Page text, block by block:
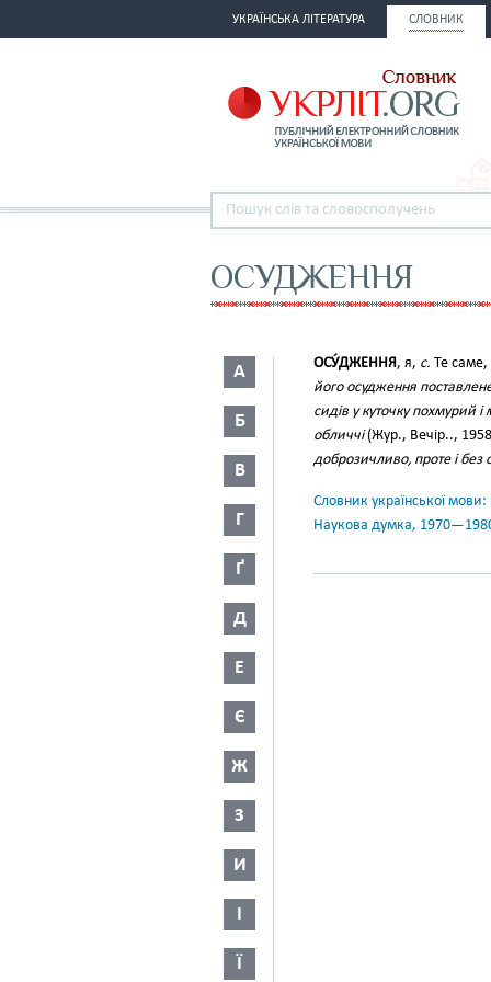
УКРАЇНСЬКА ЛІТЕРАТУРА СЛОВНИК
ОСУДЖЕННЯ
А
Б
В
Г
Ґ
Д
Е
Є
Ж
З
И
І
Ї
ОСУ́ДЖЕННЯ, я, с. Те
його осудження
сидів у куточку похмурий
обличчі(Жур., Вечір..,
доброзичливо, проте і без
Словник української
Наукова думка,